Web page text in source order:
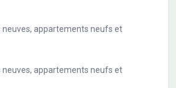
neuves, appartements neufs et
neuves, appartements neufs et